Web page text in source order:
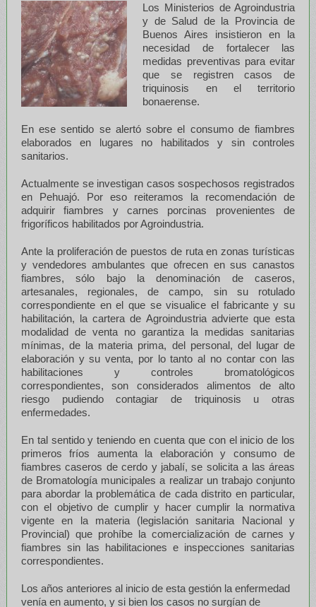
Los Ministerios de Agroindustria
y de Salud de la Provincia de
Buenos Aires insistieron en la
necesidad de fortalecer las
medidas preventivas para evitar
que se registren casos de
triquinosis en el territorio
bonaerense.
En ese sentido se alertó sobre el consumo de fiambres
elaborados en lugares no habilitados y sin controles
sanitarios.
Actualmente se investigan casos sospechosos registrados
en Pehuajó. Por eso reiteramos la recomendación de
adquirir fiambres y carnes porcinas provenientes de
frigoríficos habilitados por Agroindustria.
Ante la proliferación de puestos de ruta en zonas turísticas
y vendedores ambulantes que ofrecen en sus canastos
fiambres, sólo bajo la denominación de caseros,
artesanales, regionales, de campo, sin su rotulado
correspondiente en el que se visualice el fabricante y su
habilitación, la cartera de Agroindustria advierte que esta
modalidad de venta no garantiza la medidas sanitarias
mínimas, de la materia prima, del personal, del lugar de
elaboración y su venta, por lo tanto al no contar con las
habilitaciones y controles bromatológicos
correspondientes, son considerados alimentos de alto
riesgo pudiendo contagiar de triquinosis u otras
enfermedades.
En tal sentido y teniendo en cuenta que con el inicio de los
primeros fríos aumenta la elaboración y consumo de
fiambres caseros de cerdo y jabalí, se solicita a las áreas
de Bromatología municipales a realizar un trabajo conjunto
para abordar la problemática de cada distrito en particular,
con el objetivo de cumplir y hacer cumplir la normativa
vigente en la materia (legislación sanitaria Nacional y
Provincial) que prohíbe la comercialización de carnes y
fiambres sin las habilitaciones e inspecciones sanitarias
correspondientes.
Los años anteriores al inicio de esta gestión la enfermedad
venía en aumento, y si bien los casos no surgían de